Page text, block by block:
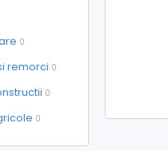
0
remorci 0
0
0